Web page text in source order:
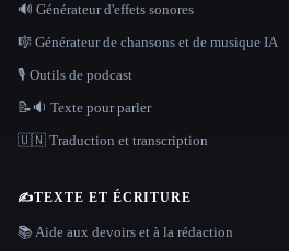
🔊 Générateur d'effets sonores
🎼 Générateur de chansons et de musique IA
🎙️ Outils de podcast
📝🔉 Texte pour parler
🇺🇳 Traduction et transcription
✍️TEXTE ET ÉCRITURE
📚 Aide aux devoirs et à la rédaction